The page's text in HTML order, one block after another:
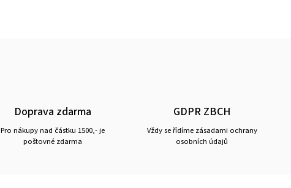
Doprava zdarma
Pro nákupy nad částku 1500,- je
poštovné zdarma
GDPR ZBCH
Vždy se řídíme zásadami ochrany
osobních údajů